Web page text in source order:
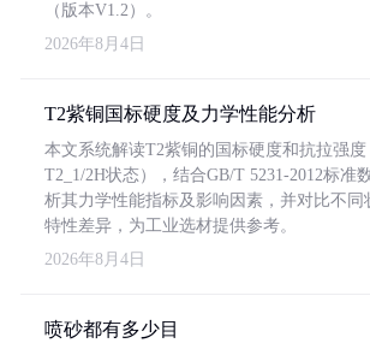
（版本V1.2）。
2026年8月4日
T2紫铜国标硬度及力学性能分析
本文系统解读T2紫铜的国标硬度和抗拉强度
T2_1/2H状态），结合GB/T 5231-2012标准
析其力学性能指标及影响因素，并对比不同
特性差异，为工业选材提供参考。
2026年8月4日
喷砂都有多少目